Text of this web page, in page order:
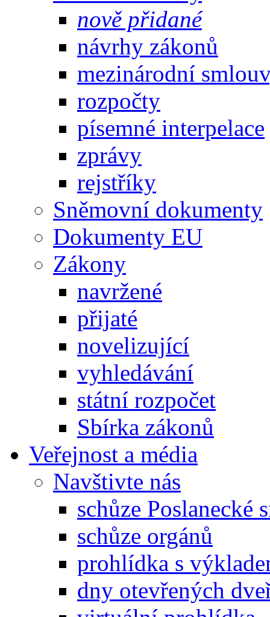
nově přidané
návrhy zákonů
mezinárodní
rozpočty
písemné interpelace
zprávy
rejstříky
Sněmovní dokumenty
Dokumenty EU
Zákony
navržené
přijaté
novelizující
vyhledávání
státní rozpočet
Sbírka zákonů
Veřejnost a média
Navštivte nás
schůze Poslanecké
schůze orgánů
prohlídka s
dny otevřených